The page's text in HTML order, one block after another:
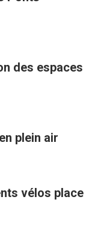
des espaces
plein air
vélos place